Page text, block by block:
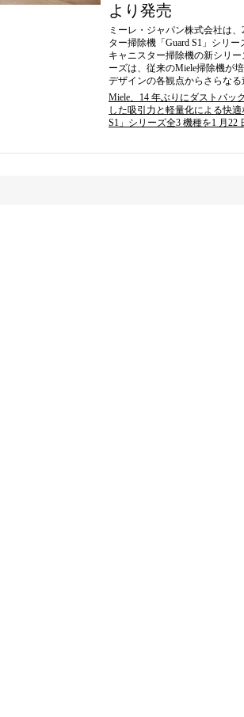
より発売
ミーレ・ジャパン株式会社は
ター掃除機「Guard S1」シリ
キャニスター掃除機の新シリ
ーズは、従来のMiele掃除機が
デザインの各観点からさらな
Miele、14 年ぶりにダストバッ
した吸引⼒と軽量化による快
S1」シリーズ全3 機種を1 ⽉22